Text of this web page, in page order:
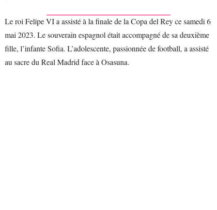
Le roi Felipe VI a assisté à la finale de la Copa del Rey ce samedi 6
mai 2023. Le souverain espagnol était accompagné de sa deuxième
fille, l’infante Sofia. L’adolescente, passionnée de football, a assisté
au sacre du Real Madrid face à Osasuna.